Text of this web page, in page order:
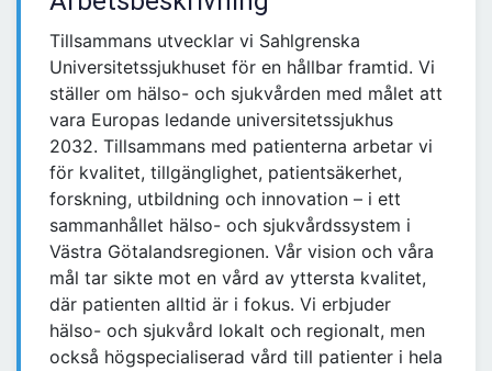
Tillsammans utvecklar vi Sahlgrenska
Universitetssjukhuset för en hållbar framtid. Vi
ställer om hälso- och sjukvården med målet att
vara Europas ledande universitetssjukhus
2032. Tillsammans med patienterna arbetar vi
för kvalitet, tillgänglighet, patientsäkerhet,
forskning, utbildning och innovation – i ett
sammanhållet hälso- och sjukvårdssystem i
Västra Götalandsregionen. Vår vision och våra
mål tar sikte mot en vård av yttersta kvalitet,
där patienten alltid är i fokus. Vi erbjuder
hälso- och sjukvård lokalt och regionalt, men
också högspecialiserad vård till patienter i hela